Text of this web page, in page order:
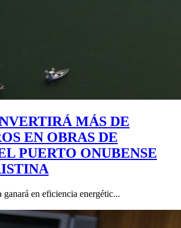
MÁS DE
EN OBRAS DE
PUERTO ONUBENSE
en eficiencia energétic...